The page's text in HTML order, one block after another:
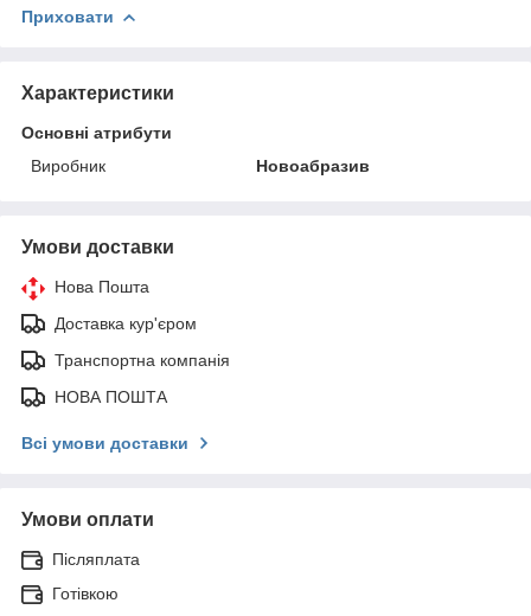
Приховати
Характеристики
Основні атрибути
Виробник
Новоабразив
Умови доставки
Нова Пошта
Доставка кур'єром
Транспортна компанія
НОВА ПОШТА
Всі умови доставки
Умови оплати
Післяплата
Готівкою